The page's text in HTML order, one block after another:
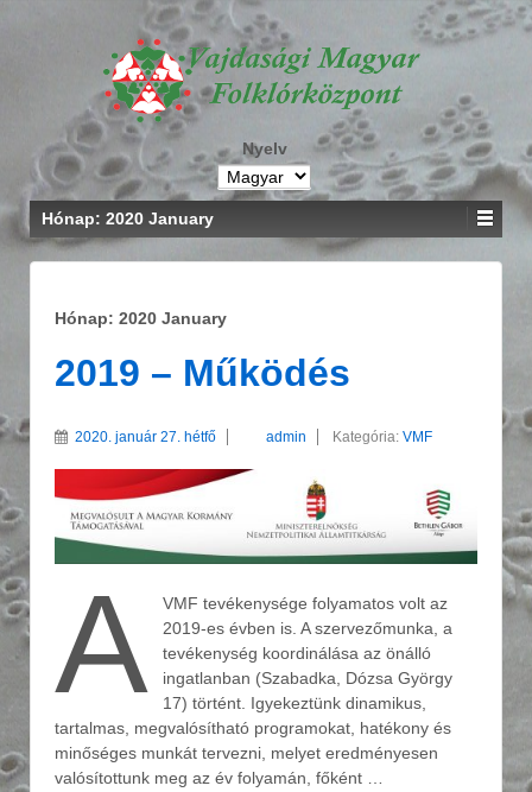
Nyelv
Hónap: 2020 January
Hónap: 2020 January
2019 – Működés
2020. január 27. hétfő admin Kategória: VMF
A
VMF tevékenysége folyamatos volt az
2019-es évben is. A szervezőmunka, a
tevékenység koordinálása az önálló
ingatlanban (Szabadka, Dózsa György
17) történt. Igyekeztünk dinamikus,
tartalmas, megvalósítható programokat, hatékony és
minőséges munkát tervezni, melyet eredményesen
valósítottunk meg az év folyamán, főként …